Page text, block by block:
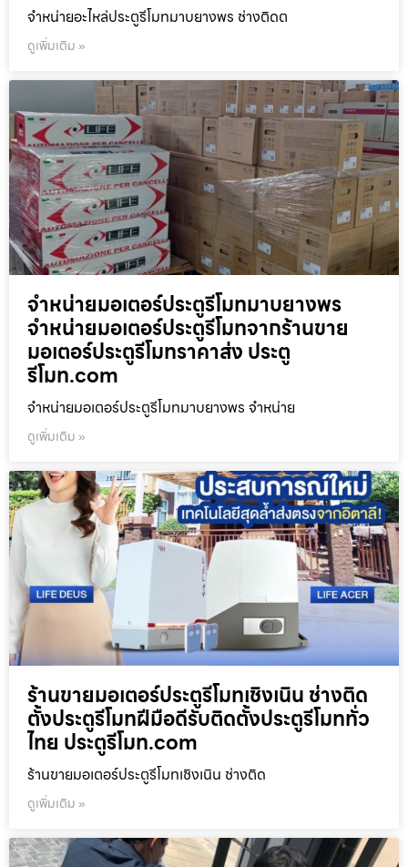
จำหน่ายอะไหล่ประตูรีโมทมาบยางพร ช่างติดต
ดูเพิ่มเติม »
จำหน่ายมอเตอร์ประตูรีโมทมาบยางพร
จำหน่ายมอเตอร์ประตูรีโมทจากร้านขาย
มอเตอร์ประตูรีโมทราคาส่ง ประตู
รีโมท.com
จำหน่ายมอเตอร์ประตูรีโมทมาบยางพร จำหน่าย
ดูเพิ่มเติม »
ร้านขายมอเตอร์ประตูรีโมทเชิงเนิน ช่างติด
ตั้งประตูรีโมทฝีมือดีรับติดตั้งประตูรีโมททั่ว
ไทย ประตูรีโมท.com
ร้านขายมอเตอร์ประตูรีโมทเชิงเนิน ช่างติด
ดูเพิ่มเติม »